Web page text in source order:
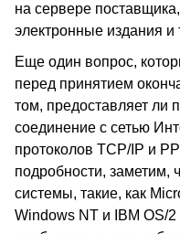
на сервере
электронные издания и
Еще один вопрос,
перед принятием
том, предоставляет ли
соединение с сетью
протоколов TCP/IP и
подробности,
системы, такие, как
Windows NT и IBM OS/2